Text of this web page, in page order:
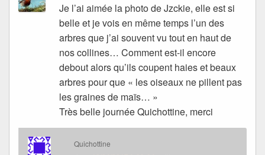
Je l’ai aimée la photo de Jzckie, elle est si
belle et je vois en même temps l’un des
arbres que j’ai souvent vu tout en haut de
nos collines… Comment est-il encore
debout alors qu’ils coupent haies et beaux
arbres pour que « les oiseaux ne pillent pas
les graines de maïs… »
Très belle journée Quichottine, merci
Quichottine